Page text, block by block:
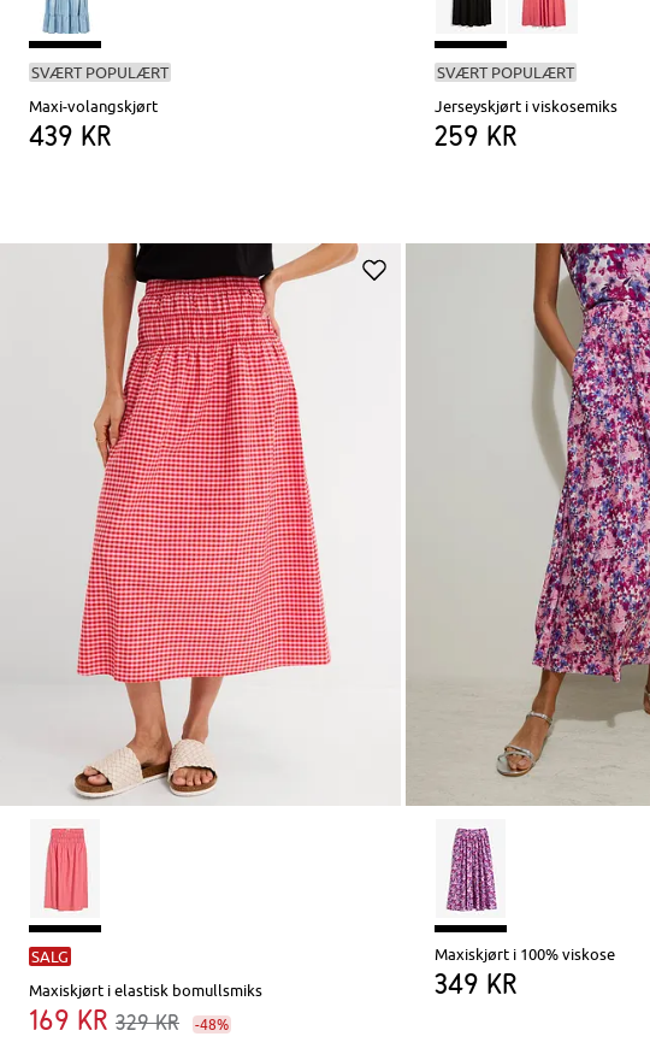
SVÆRT POPULÆRT
Maxi-volangskjørt
439 kr
SVÆRT POPULÆRT
Jerseyskjørt i viskosemiks
259 kr
SALG
Maxiskjørt i elastisk bomullsmiks
169 kr 329 kr -48%
Maxiskjørt i 100% viskose
349 kr